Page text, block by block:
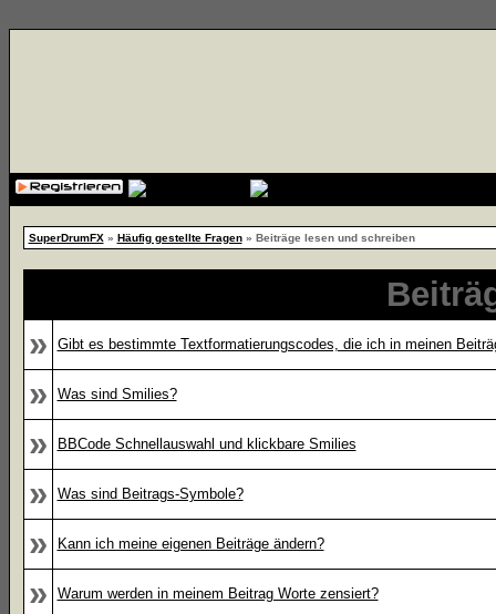
SuperDrumFX» Häufig gestellte Fragen» Beiträge lesen und schreiben
»
Gibt es bestimmte Textformatierungscodes, die ich in meinen
» Was sind Smilies?
» BBCode Schnellauswahl und klickbare Smilies
» Was sind Beitrags-Symbole?
» Kann ich meine eigenen Beiträge ändern?
» Warum werden in meinem Beitrag Worte zensiert?